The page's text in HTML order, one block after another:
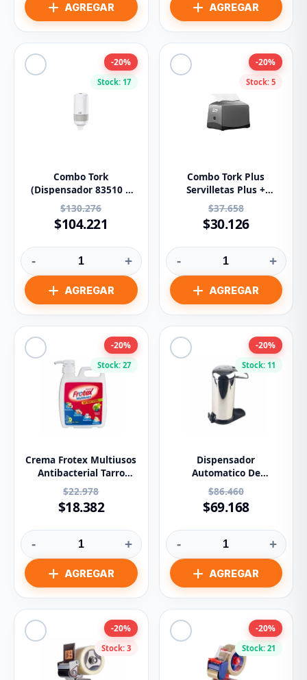
Stock: 17
-20%
Combo Tork
(Dispensador 83510 +
Gel M. 80107) 201275
$130.276
$104.221
- +
Stock: 5
-20%
Combo Tork Plus
Servilletas Plus +
Dispensador Ref:200895
$37.658
$30.126
- +
Stock: 27
-20%
Crema Frotex Multiusos
Antibacterial Tarro
Dispensador 1000 G
$22.978
$18.382
- +
Stock: 11
-20%
Dispensador
Automatico De
Jabon/Gel 500ml Acero
Manos Libres
$86.460
$69.168
- +
Stock: 3
-20%
Stock: 21
-20%